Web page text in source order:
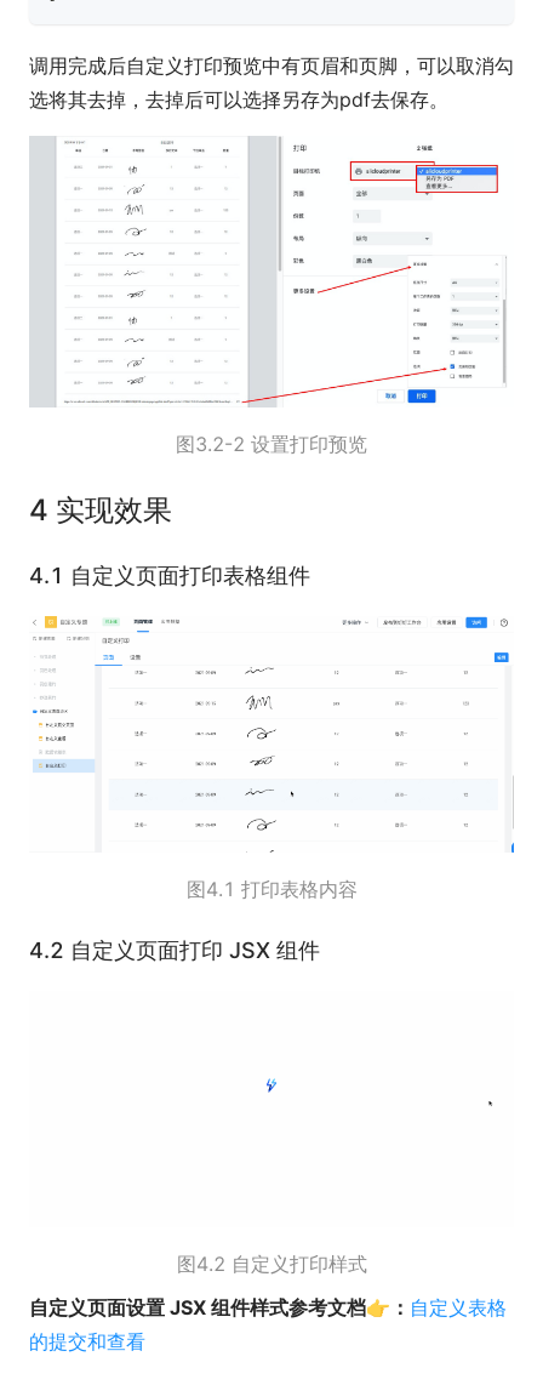
调用完成后自定义打印预览中有页眉和页脚，可以取消勾
选将其去掉，去掉后可以选择另存为pdf去保存。
图3.2-2 设置打印预览
4 实现效果
4.1 自定义页面打印表格组件
图4.1 打印表格内容
4.2 自定义页面打印 JSX 组件
图4.2 自定义打印样式
自定义页面设置 JSX 组件样式参考文档👉 ： 自定义表格
的提交和查看